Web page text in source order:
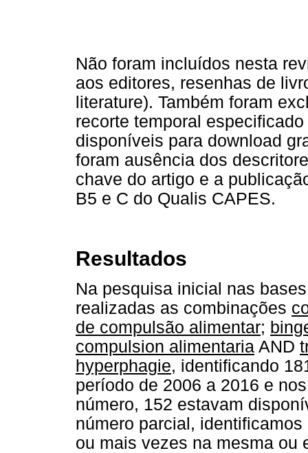
Não foram incluídos nesta
aos editores, resenhas de
literature). Também foram
recorte temporal
disponíveis para download
foram ausência dos
chave do artigo e a
B5 e C do Qualis CAPES.
Resultados
Na pesquisa inicial nas
realizadas as combinações
de compulsão alimentar;
compulsion alimentaria AND
hyperphagie, identificando
período de 2006 a 2016 e
número, 152 estavam
número parcial,
ou mais vezes na mesma ou